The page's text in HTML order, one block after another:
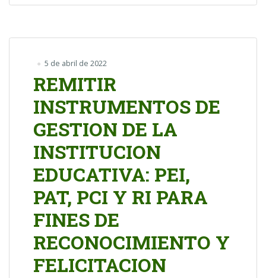
5 de abril de 2022
REMITIR
INSTRUMENTOS DE
GESTION DE LA
INSTITUCION
EDUCATIVA: PEI,
PAT, PCI Y RI PARA
FINES DE
RECONOCIMIENTO Y
FELICITACION